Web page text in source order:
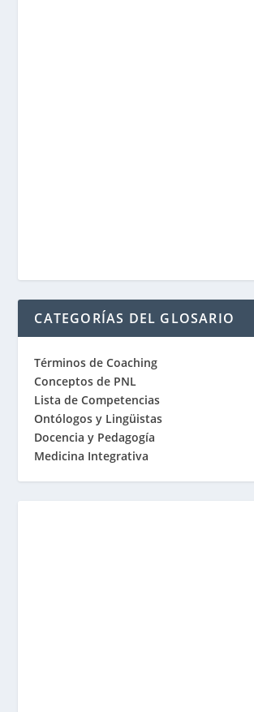
CATEGORÍAS DEL GLOSARIO
Términos de Coaching
Conceptos de PNL
Lista de Competencias
Ontólogos y Lingüistas
Docencia y Pedagogía
Medicina Integrativa